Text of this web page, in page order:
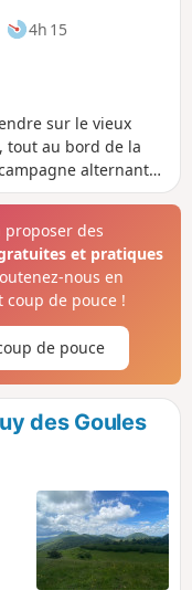
4h 15
sur le vieux
tout au bord de la
alternant
points de vue
des
et pratiques
nous en
de pouce !
de pouce
des Goules